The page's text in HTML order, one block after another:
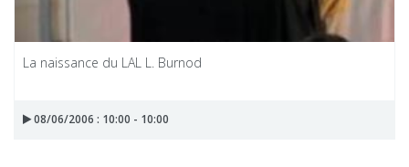
La naissance du LAL L. Burnod
08/06/2006 : 10:00 - 10:00